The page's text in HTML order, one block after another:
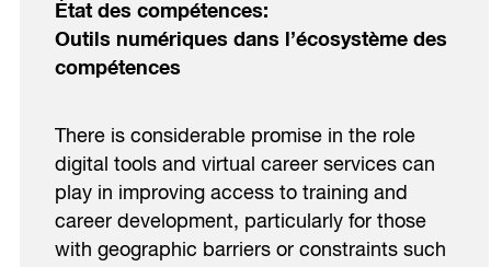
État des compétences:
Outils numériques dans l’écosystème des
compétences
There is considerable promise in the role
digital tools and virtual career services can
play in improving access to training and
career development, particularly for those
with geographic barriers or constraints such